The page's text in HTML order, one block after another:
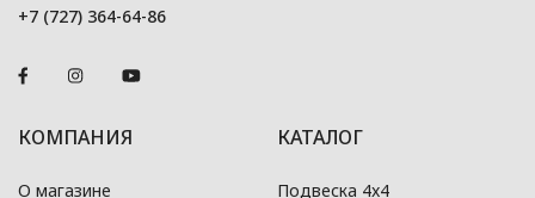
+7 (727) 364-64-86
КОМПАНИЯ
О магазине
КАТАЛОГ
Подвеска 4x4